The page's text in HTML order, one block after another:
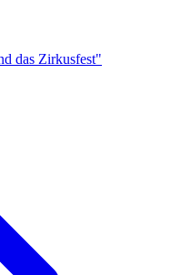
das Zirkusfest"